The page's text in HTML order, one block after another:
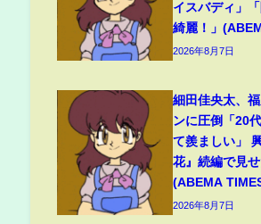
イスバディ」
綺麗！」
2026年8月7日
細田佳央太、
ンに圧倒「20
て羨ましい」
花』続編で見
(ABEMA
2026年8月7日